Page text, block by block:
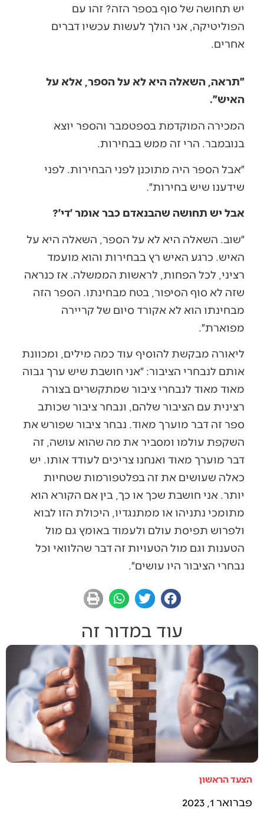
יש תחושה של סוף בספר הזה? זהו עם
הפוליטיקה, אני הולך לעשות עכשיו דברים
אחרים.
״תראה, השאלה היא לא על הספר, אלא על
האיש״.
המכירה המוקדמת בספטמבר והספר יוצא
בנובמבר. הרי זה ממש בבחירות.
״אבל הספר היה מתוכנן לפני הבחירות. לפני
שידענו שיש בחירות״.
אבל יש תחושה שהבנאדם כבר אומר ׳די׳?
״שוב. השאלה היא לא על הספר, השאלה היא על
האיש. כרגע האיש רץ בבחירות והוא מועמד
רציני, לכל הפחות, לראשות הממשלה. אז כנראה
שזה לא סוף הסיפור, בטח מבחינתו. הספר הזה
מבחינתו הוא לא אקורד סיום של קריירה
מפוארת״.
ליאורה מבקשת להוסיף עוד כמה מילים, ומכוונת
אותם לנבחרי הציבור: ״אני חושבת שיש ערך גבוה
מאוד מאוד לנבחרי ציבור שמתקשרים בצורה
רצינית עם הציבור שלהם, ונבחר ציבור שכותב
ספר זה דבר מוערך מאוד. נבחר ציבור שפורש את
השקפת עולמו ומסביר את מה שהוא עושה, זה
דבר מוערך מאוד ואנחנו צריכים לעודד אותו. יש
כאלה שעושים את זה בפלטפורמות שטחיות
יותר. אני חושבת שכך או כך, בין אם הקורא הוא
מתומכי נתניהו או ממתנגדיו, היכולת הזו לבוא
ולפרוש תפיסת עולם ולעמוד באומץ גם מול
הטענות וגם מול הטעויות זה דבר שהלוואי וכל
נבחרי הציבור היו עושים״.
עוד במדור זה
הצעד הראשון
פברואר 1, 2023